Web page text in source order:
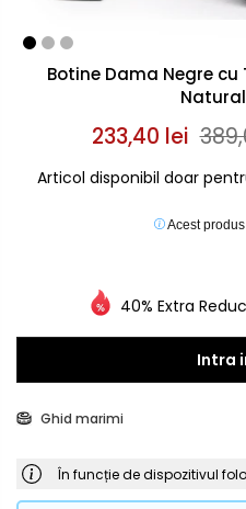
Botine Dama Negre cu
233,40 lei
Articol disponibil doar
Acest
40% Extra
Intra
Ghid marimi
În funcție de dispozitivul